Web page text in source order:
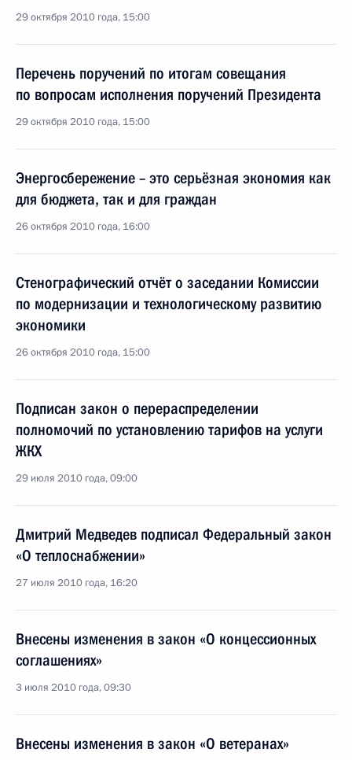
29 октября 2010 года, 15:00
Перечень поручений по итогам совещания
по вопросам исполнения поручений Президента
29 октября 2010 года, 15:00
Энергосбережение – это серьёзная экономия как
для бюджета, так и для граждан
26 октября 2010 года, 16:00
Стенографический отчёт о заседании Комиссии
по модернизации и технологическому развитию
экономики
26 октября 2010 года, 15:00
Подписан закон о перераспределении
полномочий по установлению тарифов на услуги
ЖКХ
29 июля 2010 года, 09:00
Дмитрий Медведев подписал Федеральный закон
«О теплоснабжении»
27 июля 2010 года, 16:20
Внесены изменения в закон «О концессионных
соглашениях»
3 июля 2010 года, 09:30
Внесены изменения в закон «О ветеранах»